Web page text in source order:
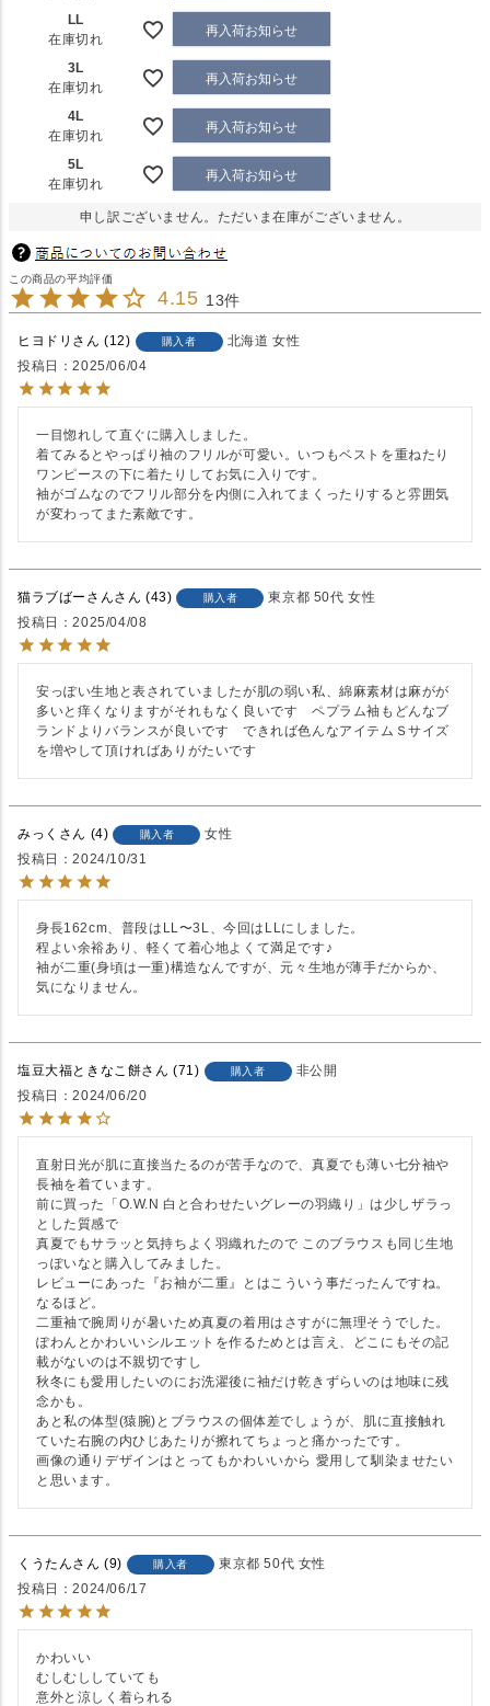
LL
在庫切れ
再入荷お知らせ
3L
在庫切れ
再入荷お知らせ
4L
在庫切れ
再入荷お知らせ
5L
在庫切れ
再入荷お知らせ
申し訳ございません。ただいま在庫がございません。
4.15 13
ヒヨドリ 12 購入者 北海道 女性
投稿日
2025/06/04
一目惚れして直ぐに購入しました。
着てみるとやっぱり袖のフリルが可愛い。いつもベストを重ねたり
ワンピースの下に着たりしてお気に入りです。
袖がゴムなのでフリル部分を内側に入れてまくったりすると雰囲気
が変わってまた素敵です。
猫ラブばーさん 43 購入者 東京都 50代 女性
投稿日
2025/04/08
安っぽい生地と表されていましたが肌の弱い私、綿麻素材は麻がが
多いと痒くなりますがそれもなく良いです　ペプラム袖もどんなブ
ランドよりバランスが良いです　できれば色んなアイテムＳサイズ
を増やして頂ければありがたいです
みっく 4 購入者
女性
投稿日
2024/10/31
身長162cm、普段はLL〜3L、今回はLLにしました。
程よい余裕あり、軽くて着心地よくて満足です♪
袖が二重(身頃は一重)構造なんですが、元々生地が薄手だからか、
気になりません。
塩豆大福ときなこ餅 71 購入者
非公開
投稿日
2024/06/20
直射日光が肌に直接当たるのが苦手なので、真夏でも薄い七分袖や
長袖を着ています。
前に買った「O.W.N 白と合わせたいグレーの羽織り」は少しザラっ
とした質感で
真夏でもサラッと気持ちよく羽織れたので このブラウスも同じ生地
っぽいなと購入してみました。
レビューにあった『お袖が二重』とはこういう事だったんですね。
なるほど。
二重袖で腕周りが暑いため真夏の着用はさすがに無理そうでした。
ぽわんとかわいいシルエットを作るためとは言え、どこにもその記
載がないのは不親切ですし
秋冬にも愛用したいのにお洗濯後に袖だけ乾きずらいのは地味に残
念かも。
あと私の体型(猿腕)とブラウスの個体差でしょうが、肌に直接触れ
ていた右腕の内ひじあたりが擦れてちょっと痛かったです。
画像の通りデザインはとってもかわいいから 愛用して馴染ませたい
と思います。
くうたん 9 購入者 東京都 50代 女性
投稿日
2024/06/17
かわいい
むしむししていても
意外と涼しく着られる